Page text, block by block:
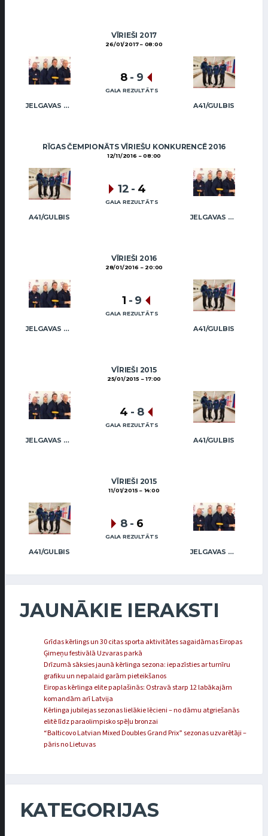
VĪRIEŠI 2017
26/01/2017 08:00
JELGAVAS KĒRLINGA KLUBS / RĒDLIHS A41/GULBIS
8 - 9
GALA REZULTĀTS
RĪGAS ČEMPIONĀTS VĪRIEŠU KONKURENCĒ 2016
12/11/2016 08:00
A41/GULBIS JELGAVAS KĒRLINGA KLUBS / RĒDLIHS
12 - 4
GALA REZULTĀTS
VĪRIEŠI 2016
28/01/2016 20:00
JELGAVAS KĒRLINGA KLUBS / RĒDLIHS A41/GULBIS
1 - 9
GALA REZULTĀTS
VĪRIEŠI 2015
25/01/2015 17:00
JELGAVAS KĒRLINGA KLUBS / RĒDLIHS A41/GULBIS
4 - 8
GALA REZULTĀTS
VĪRIEŠI 2015
11/01/2015 14:00
A41/GULBIS JELGAVAS KĒRLINGA KLUBS / RĒDLIHS
8 - 6
GALA REZULTĀTS
JAUNĀKIE IERAKSTI
Grīdas kērlings un 30 citas sporta aktivitātes sagaidāmas Eiropas
Ģimeņu festivālā Uzvaras parkā
Drīzumā sāksies jaunā kērlinga sezona: iepazīsties ar turnīru
grafiku un nepalaid garām pieteikšanos
Eiropas kērlinga elite paplašinās: Ostravā starp 12 labākajām
komandām arī Latvija
Kērlinga jubilejas sezonas lielākie lēcieni – no dāmu atgriešanās
elitē līdz paraolimpisko spēļu bronzai
“Balticovo Latvian Mixed Doubles Grand Prix” sezonas uzvarētāji –
pāris no Lietuvas
KATEGORIJAS